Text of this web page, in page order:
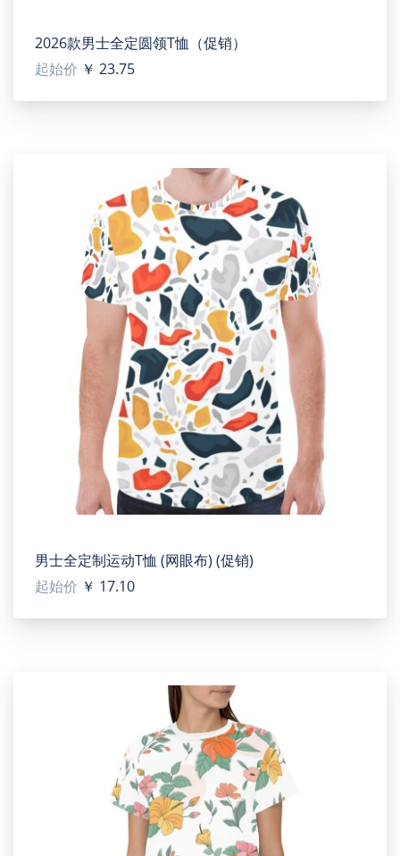
Lace-up closure for an adjustable fit.
【Applicable scenarios】Daily, gym, sports, walking,
【Washing notice】Keep your canvas shoes dry, water
tends to sour the glue, reduce service life. Clean shoes
regularly, gently wipe with a wet cloth (pay attention not
to use too much water), dirt can squeeze some
toothpaste on the top, and then use a toothbrush to
clean, cleaning should be the upper wipe, do not use a
brush fierce brush, after cleaning to dry in a cool and
ventilated place, not in the sun! Wrap your shoes in
paper towels after washing to make them cleaner and
protect them.
【Designer tip】To ensure the highest quality print,
please note that this product's recommended uploaded
image size in pixels (W x H): 1631 x 576 px or higher /
150 dpi.
Right foot copy left foot.
2026款男士全定圆领T恤（促销）
起始价 ￥ 23.75
男士全定制运动T恤 (网眼布) (促销)
起始价 ￥ 17.10